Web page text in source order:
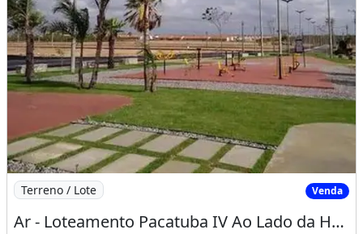
Imagem: Ar - Loteamento Pacatuba IV Ao Lado da
Terreno / Lote Venda
Ar - Loteamento Pacatuba IV Ao Lado da Heineken